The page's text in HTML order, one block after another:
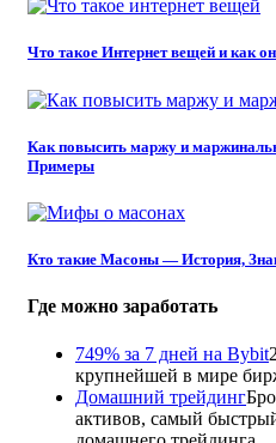
Что такое Интернет вещей и как
Как повысить маржу и
Примеры
Кто такие Масоны — История,
Где можно заработать
749% за 7 дней на Bybit
крупнейшей в мире
Домашний трейдинг
активов, самый